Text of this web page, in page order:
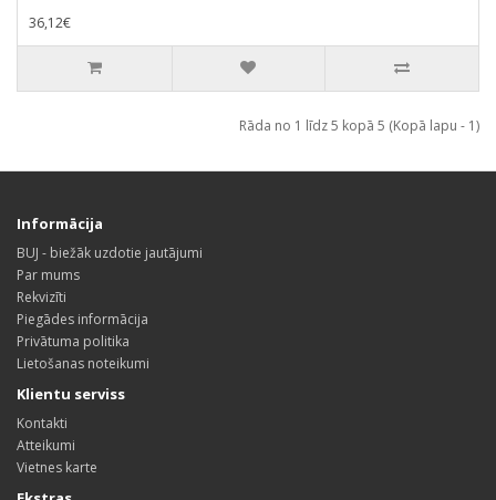
36,12€
Rāda no 1 līdz 5 kopā 5 (Kopā lapu - 1)
Informācija
BUJ - biežāk uzdotie jautājumi
Par mums
Rekvizīti
Piegādes informācija
Privātuma politika
Lietošanas noteikumi
Klientu serviss
Kontakti
Atteikumi
Vietnes karte